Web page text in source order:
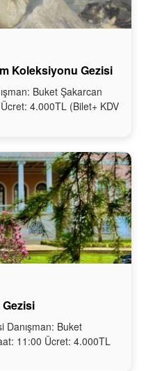
Koleksiyonu Gezisi
Buket Şakarcan
4.000TL (Bilet+ KDV
Danışman: Buket
11:00 Ücret: 4.000TL